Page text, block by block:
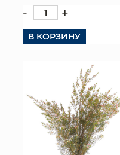
- +
В КОРЗИНУ